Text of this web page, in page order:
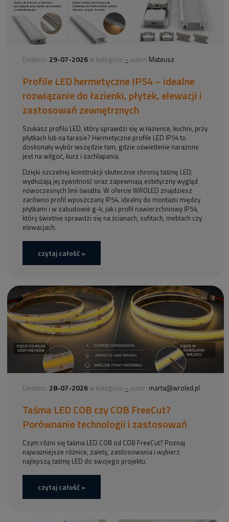
Dodano: 29-07-2026 w kategorii: - autor: Mateusz
Profile LED hermetyczne IP54 – idealne
rozwiązanie do łazienki, płytek, elewacji i
zastosowań zewnętrznych
Szukasz profilu LED, który sprawdzi się w łazience, kuchni, przy
płytkach lub na tarasie? Hermetyczne profile LED IP54 to
doskonały wybór wszędzie tam, gdzie oświetlenie narażone
jest na wilgoć, kurz i zachlapania.
Dzięki szczelnej konstrukcji skutecznie chronią taśmę LED,
wydłużają jej żywotność oraz zapewniają estetyczny wygląd
nowoczesnych linii światła. W ofercie WROLED znajdziesz
zarówno profil wpuszczany IP54, idealny do montażu między
płytkami i w zabudowie g-k, jak i profil nawierzchniowy IP54,
który świetnie sprawdzi się na ścianach, sufitach, meblach czy
elewacjach.
czytaj całość »
Dodano: 28-07-2026 w kategorii: - autor: marta@wroled.pl
Taśma LED COB czy COB FreeCut?
Porównanie technologii i zastosowań
Czym różni się taśma LED COB od COB FreeCut? Poznaj
najważniejsze różnice, zalety, zastosowania i wybierz
najlepszą taśmę LED do swojego projektu.
czytaj całość »